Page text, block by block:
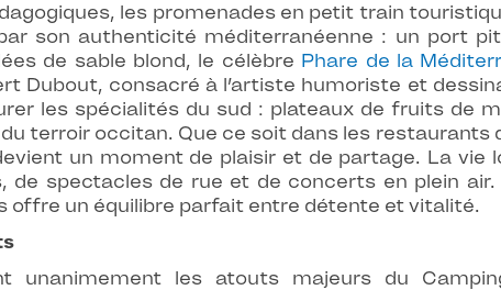
les promenades en petit train
son authenticité méditerranéenne : un port
de sable blond, le célèbre Phare de la
Dubout, consacré à l’artiste humoriste et
les spécialités du sud : plateaux de fruits de
terroir occitan. Que ce soit dans les restaurants
un moment de plaisir et de partage. La
de spectacles de rue et de concerts en plein
offre un équilibre parfait entre détente et vitalité.
unanimement les atouts majeurs du